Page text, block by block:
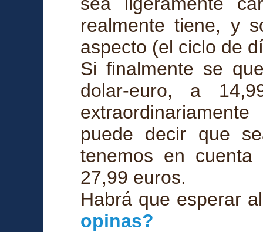
realmente tiene, y
aspecto (el ciclo de
Si finalmente se
dolar-euro, a
puede decir que
tenemos en
27,99 euros.
Habrá que esperar
opinas?